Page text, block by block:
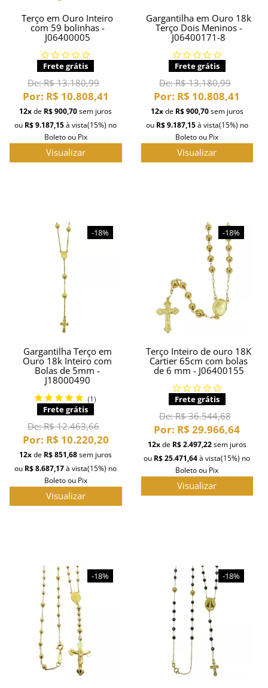
Terço em Ouro Inteiro
com 59 bolinhas -
J06400005
Frete grátis
De:R$ 13.180,99
Por: R$ 10.808,41
12xde R$ 900,70sem juros
ou R$ 9.187,15à vista(15%) no
Boleto ou Pix
Visualizar
Gargantilha em Ouro 18k
Terço Dois Meninos -
J06400171-8
Frete grátis
De:R$ 13.180,99
Por: R$ 10.808,41
12xde R$ 900,70sem juros
ou R$ 9.187,15à vista(15%) no
Boleto ou Pix
Visualizar
-18%
Gargantilha Terço em
Ouro 18k Inteiro com
Bolas de 5mm -
J18000490
(1)
Frete grátis
De:R$ 12.463,66
Por: R$ 10.220,20
12xde R$ 851,68sem juros
ou R$ 8.687,17à vista(15%) no
Boleto ou Pix
Visualizar
-18%
Terço Inteiro de ouro 18K
Cartier 65cm com bolas
de 6 mm - J06400155
Frete grátis
De:R$ 36.544,68
Por: R$ 29.966,64
12xde R$ 2.497,22sem juros
ou R$ 25.471,64à vista(15%) no
Boleto ou Pix
Visualizar
-18% -18%